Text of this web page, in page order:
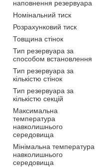
наповнення резервуара
Номінальний тиск
Розрахунковий тиск
Товщина стінок
Тип резервуара за
способом встановлення
Тип резервуара за
кількістю стінок
Тип резервуара за
кількістю секцій
Максимальна
температура
навколишнього
середовища
Мінімальна температура
навколишнього
середовища